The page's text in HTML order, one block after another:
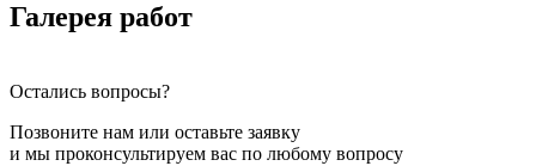
Галерея работ
Остались вопросы?
Позвоните нам или оставьте заявку
и мы проконсультируем вас по любому вопросу